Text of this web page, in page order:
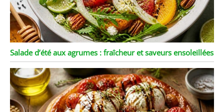
Salade d’été aux agrumes : fraîcheur et saveurs ensoleillées